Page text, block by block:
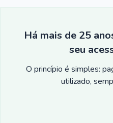
Há mais de 25
seu
O princípio é simples:
utilizado,